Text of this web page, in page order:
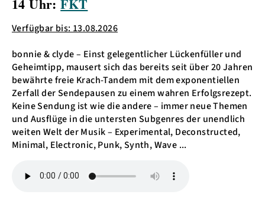
Verfügbar bis: 13.08.2026
bonnie & clyde – Einst gelegentlicher Lückenfüller und
Geheimtipp, mausert sich das bereits seit über 20 Jahren
bewährte freie Krach-Tandem mit dem exponentiellen
Zerfall der Sendepausen zu einem wahren Erfolgsrezept.
Keine Sendung ist wie die andere – immer neue Themen
und Ausflüge in die untersten Subgenres der unendlich
weiten Welt der Musik – Experimental, Deconstructed,
Minimal, Electronic, Punk, Synth, Wave ...